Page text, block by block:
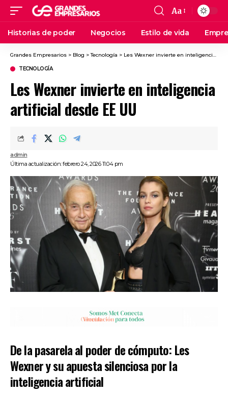
Aa
Historias de poder Negocios Estilo de vida
Grandes Empresarios > Blog >Tecnología > Les Wexner invierte en inteligencia artificial desde EE UU
TECNOLOGÍA
Les Wexner invierte en inteligencia
artificial desde EE UU
Última actualización: febrero 24, 2026 11:04 pm
admin
De la pasarela al poder de cómputo: Les
Wexner y su apuesta silenciosa por la
inteligencia artificial